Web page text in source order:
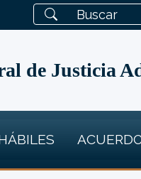
de Justicia